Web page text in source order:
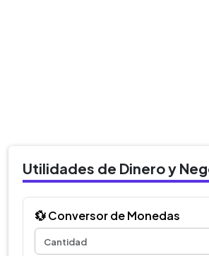
Utilidades de Dinero y
💱 Conversor de Monedas